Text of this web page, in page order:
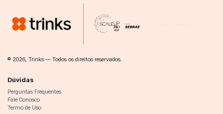
® 2026, Trinks — Todos os direitos reservados.
Dúvidas
Perguntas Frequentes
Fale Conosco
Termo de Uso